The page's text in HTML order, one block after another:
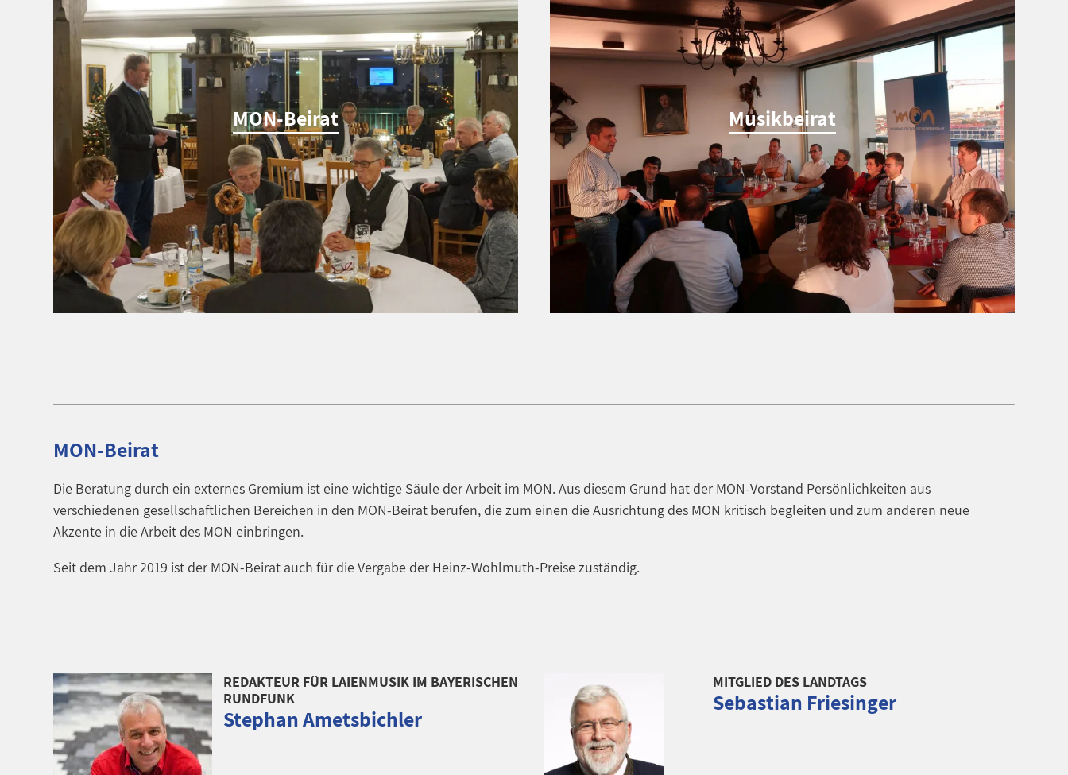
MON-Beirat Musikbeirat
MON-Beirat
Die Beratung durch ein externes Gremium ist eine wichtige Säule der Arbeit im MON. Aus diesem Grund hat der MON-Vorstand Persönlichkeiten aus
verschiedenen gesellschaftlichen Bereichen in den MON-Beirat berufen, die zum einen die Ausrichtung des MON kritisch begleiten und zum anderen neue
Akzente in die Arbeit des MON einbringen.
Seit dem Jahr 2019 ist der MON-Beirat auch für die Vergabe der Heinz-Wohlmuth-Preise zuständig.
REDAKTEUR FÜR LAIENMUSIK IM BAYERISCHEN
RUNDFUNK
Stephan Ametsbichler
MITGLIED DES LANDTAGS
Sebastian Friesinger